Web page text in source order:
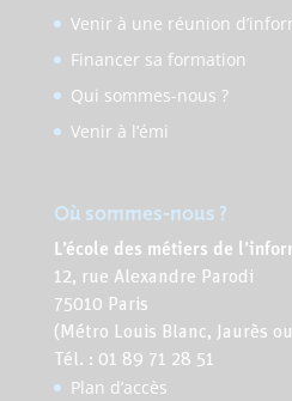
Venir à une réunion
Financer sa formation
Qui sommes-nous ?
Venir à l’émi
Où sommes-nous ?
L’école des métiers de
12, rue Alexandre Parodi
75010 Paris
(Métro Louis Blanc, Jaurès
Tél. : 01 89 71 28 51
Plan d’accès